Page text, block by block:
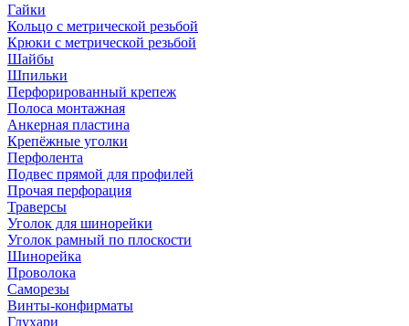
Гайки
Кольцо с метрической резьбой
Крюки с метрической резьбой
Шайбы
Шпильки
Перфорированный крепеж
Полоса монтажная
Анкерная пластина
Крепёжные уголки
Перфолента
Подвес прямой для профилей
Прочая перфорация
Траверсы
Уголок для шинорейки
Уголок рамный по плоскости
Шинорейка
Проволока
Саморезы
Винты-конфирматы
Глухари